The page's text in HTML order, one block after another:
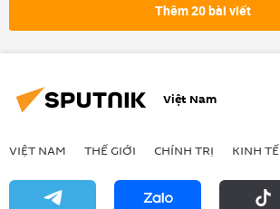
Cuộc khủng hoảng ở Ukraina
Thế giới
xung đột quân sự
Xã hội
Kursk
Thêm 20 bài viết
Việt Nam
VIỆT NAM THẾ GIỚI CHÍNH TRỊ KINH TẾ